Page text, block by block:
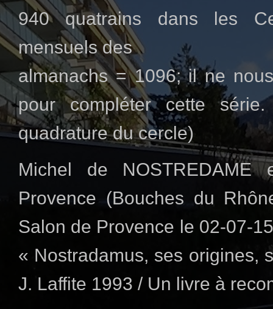
940 quatrains dans les
mensuels des
almanachs = 1096; il ne
pour compléter cette
quadrature du cercle)
Michel de
Provence (Bouches du
Salon de Provence le 02-07-
« Nostradamus, ses origines,
J. Laffite 1993 / Un livre à